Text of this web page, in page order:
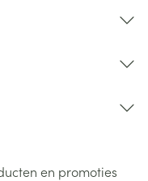
en promoties